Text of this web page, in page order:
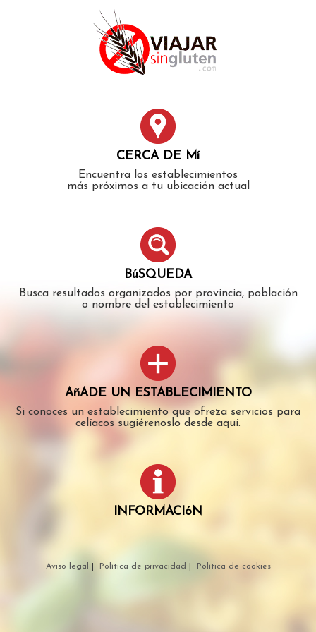
CERCA DE Mí
Encuentra los establecimientos
más próximos a tu ubicación actual
BúSQUEDA
Busca resultados organizados por provincia, población
o nombre del establecimiento
AñADE UN ESTABLECIMIENTO
Si conoces un establecimiento que ofreza servicios para
celíacos sugiérenoslo desde aquí.
INFORMACIóN
Aviso legal Política de privacidad Política de cookies
authorized to show the cookie declaration for domain group
ID 546ddaab-b478-4440-aa8a-3b0205284212. Please add it to
the domain group in the Cookiebot Manager to authorize